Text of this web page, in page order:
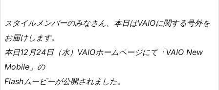
スタイルメンバーのみなさん、本日はVAIOに関する号外を
お届けします。
本日12月24日（水）VAIOホームページにて「VAIO New
Mobile」の
Flashムービーが公開されました。